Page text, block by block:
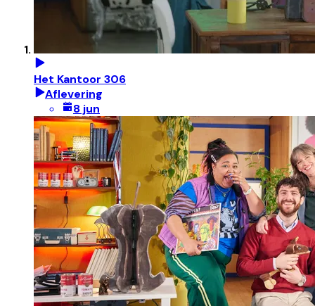
Het Kantoor 306
Aflevering
8 jun